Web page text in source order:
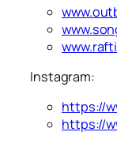
Instagram:
https://
https://